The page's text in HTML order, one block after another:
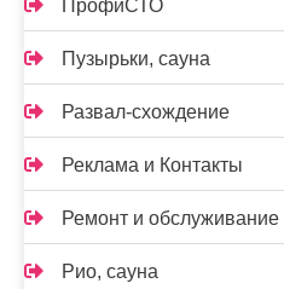
ПрофиСТО
Пузырьки, сауна
Развал-схождение
Реклама и Контакты
Ремонт и
Рио, сауна